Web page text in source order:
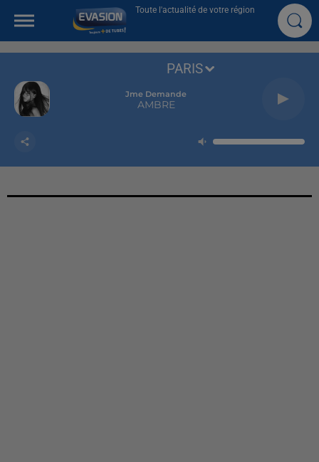
Toute l'actualité de votre région
Jme Demande
AMBRE
PARIS